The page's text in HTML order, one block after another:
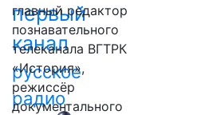
первый
канал
русское
радио
главный редактор
познавательного
телеканала ВГТРК
«История»,
режиссёр
документального